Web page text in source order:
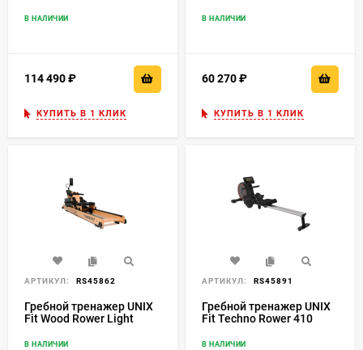
В НАЛИЧИИ
114 490
КУПИТЬ В 1 КЛИК
В НАЛИЧИИ
60 270
КУПИТЬ В 1 КЛИК
АРТИКУЛ: RS45862
Гребной тренажер UNIX
Fit Wood Rower Light
В НАЛИЧИИ
АРТИКУЛ: RS45891
Гребной тренажер UNIX
Fit Techno Rower 410
В НАЛИЧИИ